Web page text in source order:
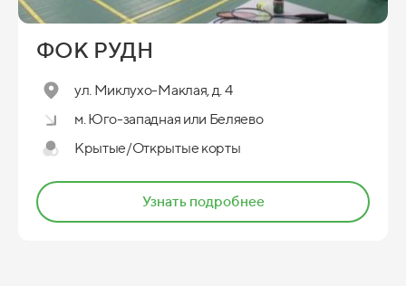
ФОК РУДН
ул. Миклухо-Маклая, д. 4
м. Юго-западная или Беляево
Крытые/Открытые корты
Узнать подробнее